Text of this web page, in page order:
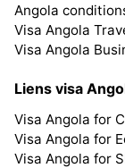
Angola
Visa Angola
Visa Angola
Liens visa
Visa Angola for
Visa Angola for
Visa Angola for